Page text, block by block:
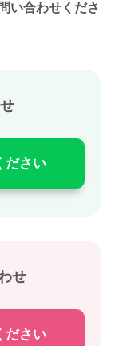
い合わせくださ
ださい
せ
ださい